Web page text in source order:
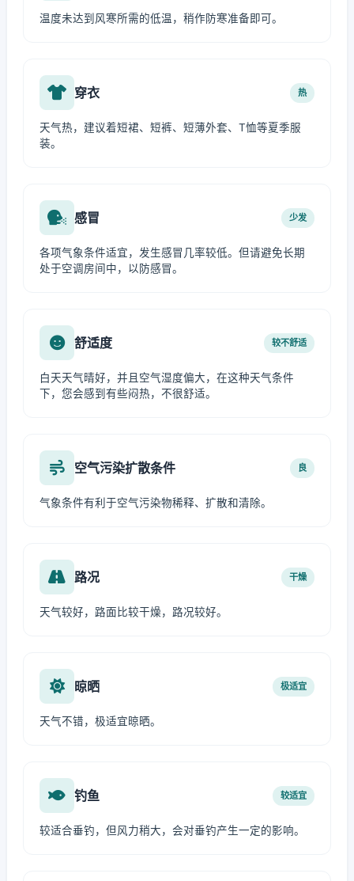
温度未达到风寒所需的低温，稍作防寒准备即可。
穿衣 热
天气热，建议着短裙、短裤、短薄外套、T恤等夏季服
装。
感冒 少发
各项气象条件适宜，发生感冒几率较低。但请避免长期
处于空调房间中，以防感冒。
舒适度 较不舒适
白天天气晴好，并且空气湿度偏大，在这种天气条件
下，您会感到有些闷热，不很舒适。
空气污染扩散条件 良
气象条件有利于空气污染物稀释、扩散和清除。
路况 干燥
天气较好，路面比较干燥，路况较好。
晾晒 极适宜
天气不错，极适宜晾晒。
钓鱼 较适宜
较适合垂钓，但风力稍大，会对垂钓产生一定的影响。